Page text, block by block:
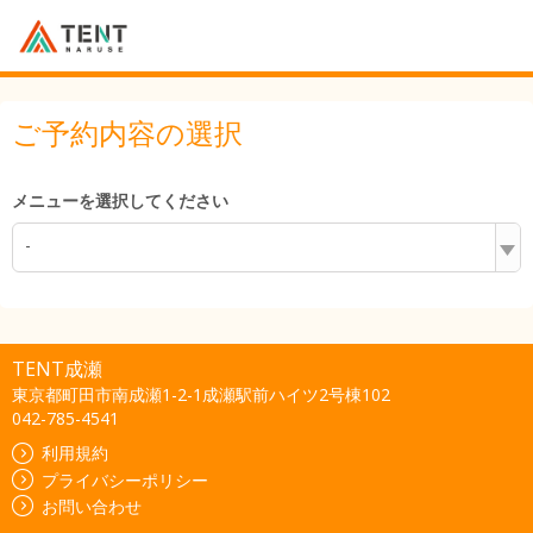
ご予約内容の選択
メニューを選択してください
-
TENT成瀬
東京都町田市南成瀬1-2-1成瀬駅前ハイツ2号棟102
042-785-4541
利用規約
プライバシーポリシー
お問い合わせ